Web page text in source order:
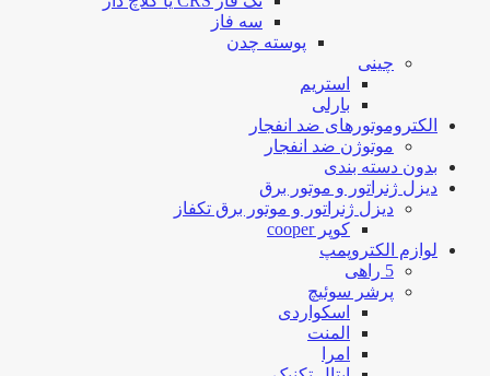
سه فاز
پوسته چدن
چینی
استریم
بارلی
الکتروموتورهای ضد انفجار
موتوژن ضد انفجار
بدون دسته بندی
دیزل ژنراتور و موتور برق
دیزل ژنراتور و موتور برق تکفاز
کوپر cooper
لوازم الکتروپمپ
5 راهی
پرشر سوئیچ
اسکواردی
المنت
امرا